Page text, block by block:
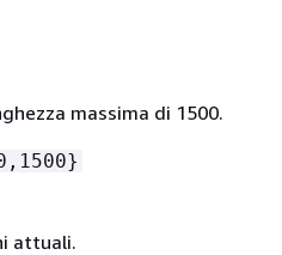
massima di 1500.
attuali.